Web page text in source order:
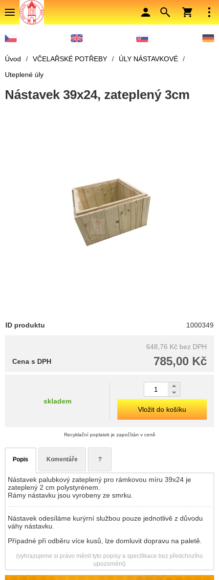
Úvod / VČELAŘSKÉ POTŘEBY / ÚLY NÁSTAVKOVÉ
/
Uteplené úly
Nástavek 39x24, zateplený 3cm
ID produktu 1000349
648,76 Kč bez DPH
785,00 Kč
Cena s DPH
skladem
Vložit do košíku
Recyklační poplatek je započítán v ceně
Popis Komentáře ?
Nástavek palubkový zateplený pro rámkovou míru 39x24 je
zateplený 2 cm polystyrénem.
Rámy nástavku jsou vyrobeny ze smrku.
Nástavek odesíláme kurýrní službou pouze jednotlivě z důvodu
váhy nástavku.
Případné při odběru více kusů, lze domluvit dopravu na paletě.
(vyhrazujeme si právo měnit tyto popisy a specifikace bez předchozího
upozornění)